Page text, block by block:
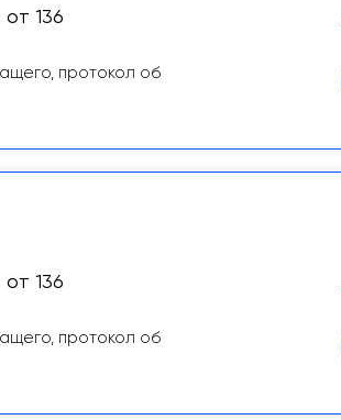
от 136
протокол об
от 136
протокол об